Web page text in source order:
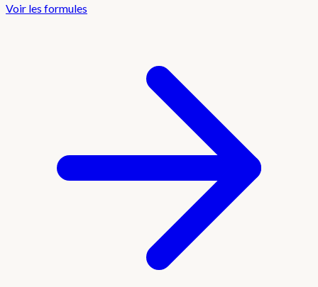
Voir les formules